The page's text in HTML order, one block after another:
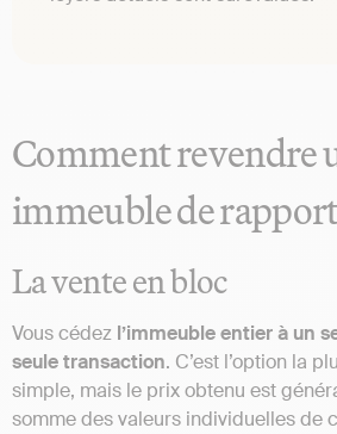
Comment revendre
immeuble de
La vente en bloc
Vous cédez l’immeuble entier à un
seule transaction. C’est l’option la
simple, mais le prix obtenu est
somme des valeurs individuelles de